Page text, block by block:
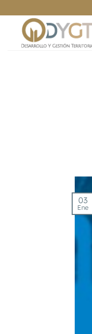
al
contenido
03
Ene